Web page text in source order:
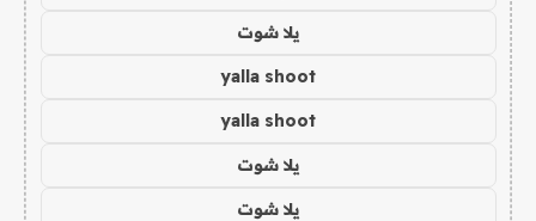
يلا شوت
yalla shoot
yalla shoot
يلا شوت
يلا شوت